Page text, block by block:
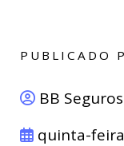
PUBLICADO
BB Seguros
quinta-